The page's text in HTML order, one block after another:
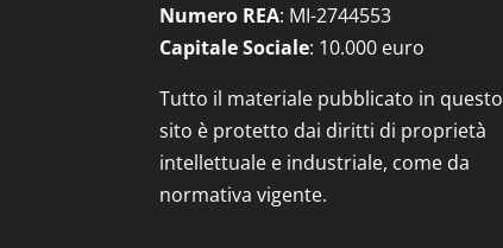
Numero REA: MI-2744553
Capitale Sociale: 10.000 euro
Tutto il materiale pubblicato in questo
sito è protetto dai diritti di proprietà
intellettuale e industriale, come da
normativa vigente.